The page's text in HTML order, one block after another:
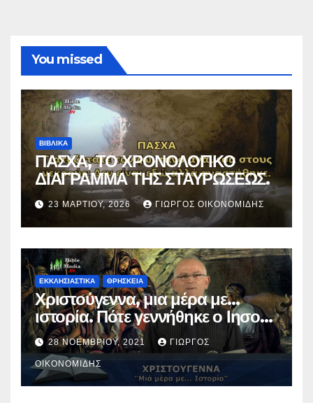
You missed
ΒΙΒΛΙΚΑ
ΠΑΣΧΑ, ΤΟ ΧΡΟΝΟΛΟΓΙΚΟ
ΔΙΑΓΡΑΜΜΑ ΤΗΣ ΣΤΑΥΡΩΣΕΩΣ.
23 ΜΑΡΤΊΟΥ, 2026 ΓΙΏΡΓΟΣ ΟΙΚΟΝΟΜΊΔΗΣ
ΕΚΚΛΗΣΙΑΣΤΙΚΑ ΘΡΗΣΚΕΙΑ
Χριστούγεννα, μια μέρα με…
ιστορία. Πότε γεννήθηκε ο Ιησούς
Χριστός; (Βίντεο).
28 ΝΟΕΜΒΡΊΟΥ, 2021 ΓΙΏΡΓΟΣ
ΟΙΚΟΝΟΜΊΔΗΣ